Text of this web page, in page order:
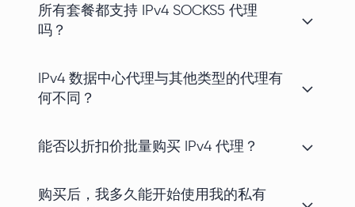
所有套餐都支持 IPv4 SOCKS5 代理
吗？
IPv4 数据中心代理与其他类型的代理有
何不同？
能否以折扣价批量购买 IPv4 代理？
购买后，我多久能开始使用我的私有